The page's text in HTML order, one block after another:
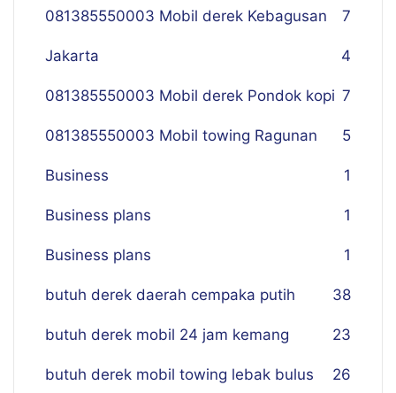
7
081385550003 Mobil derek Kebagusan
Jakarta 4
081385550003 Mobil derek Pondok kopi 7
081385550003 Mobil towing Ragunan 5
Business 1
Business plans 1
Business plans 1
butuh derek daerah cempaka putih 38
butuh derek mobil 24 jam kemang 23
butuh derek mobil towing lebak bulus 26